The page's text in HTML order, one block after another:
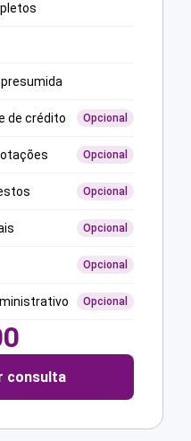
de crédito Opcional
Opcional
Opcional
Opcional
Opcional
Opcional
consulta